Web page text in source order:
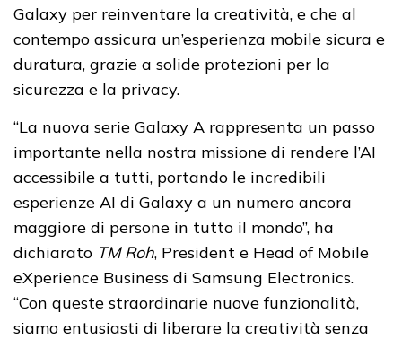
Galaxy per reinventare la creatività, e che al
contempo assicura un’esperienza mobile sicura e
duratura, grazie a solide protezioni per la
sicurezza e la privacy.
“La nuova serie Galaxy A rappresenta un passo
importante nella nostra missione di rendere l’AI
accessibile a tutti, portando le incredibili
esperienze AI di Galaxy a un numero ancora
maggiore di persone in tutto il mondo”, ha
dichiarato TM Roh, President e Head of Mobile
eXperience Business di Samsung Electronics.
“Con queste straordinarie nuove funzionalità,
siamo entusiasti di liberare la creatività senza